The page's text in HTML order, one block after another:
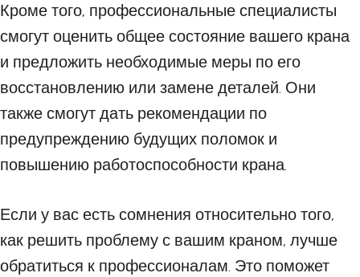
Кроме того, профессиональные специалисты
смогут оценить общее состояние вашего крана
и предложить необходимые меры по его
восстановлению или замене деталей. Они
также смогут дать рекомендации по
предупреждению будущих поломок и
повышению работоспособности крана.
Если у вас есть сомнения относительно того,
как решить проблему с вашим краном, лучше
обратиться к профессионалам. Это поможет